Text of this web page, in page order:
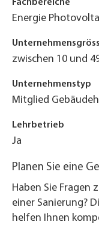
Fachbereiche
Energie
zwischen 10 und
Unternehmenstyp
Mitglied
Lehrbetrieb
Ja
Planen Sie eine
Haben Sie Fragen
einer Sanierung?
helfen Ihnen